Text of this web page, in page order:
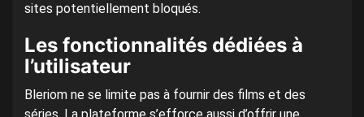
sites potentiellement bloqués.
Les fonctionnalités dédiées à
l’utilisateur
Bleriom ne se limite pas à fournir des films et des